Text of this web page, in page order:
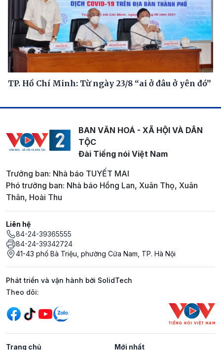
TP. Hồ Chí Minh: Từ ngày 23/8 “ai ở đâu ở yên đó”
BAN VĂN HOÁ - XÃ HỘI VÀ DÂN
TỘC
Đài Tiếng nói Việt Nam
Trưởng ban: Nhà báo TUYẾT MAI
Phó trưởng ban: Nhà báo Hồng Lan, Xuân Thọ, Xuân
Thân, Hoài Thu
Liên hệ
84-24-39365555
84-24-39342724
41-43 phố Bà Triệu, phường Cửa Nam, TP. Hà Nội
Phát triển và vận hành bởi SolidTech
Mạng xã hội
Theo dõi:
Trang chủ Mới nhất